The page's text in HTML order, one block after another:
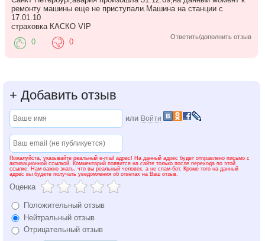
ремонту машины еще не приступали.Машина на станции с
17.01.10
страховка КАСКО VIP
Ответить/дополнить отзыв
0 0
+ Добавить отзыв
или Войти
Пожалуйста, указывайте реальный e-mail адрес! На данный адрес будет отправлено письмо с
активационной ссылкой. Комментарий появится на сайте только после перехода по этой
ссылке. Нам важно знать, что вы реальный человек, а не спам-бот. Кроме того на данный
адрес вы будете получать уведомления об ответах на Ваш отзыв.
Оценка
Положительный отзыв
Нейтральный отзыв
Отрицательный отзыв